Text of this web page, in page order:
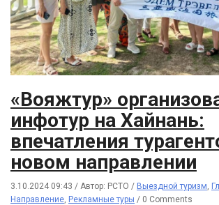
«Вояжтур»
инфотур на Хайнань:
впечатления
новом направлении
3.10.2024 09:43 / Автор: РСТО / Выездной туризм,
Направление, Рекламные туры / 0 Comments